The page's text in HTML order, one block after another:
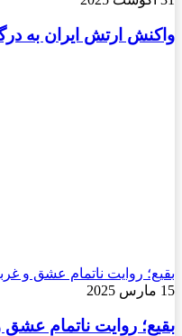
واکنش ارتش ایران به
بقیع؛ روایت ناتمام عشق و
15 مارس 2025
بقیع؛ روایت ناتمام